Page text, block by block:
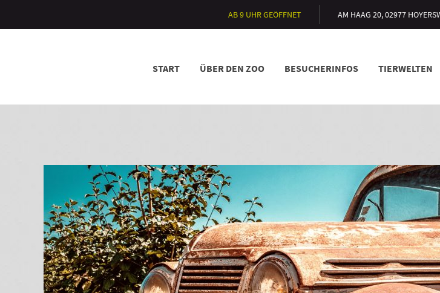
AB 9 UHR GEÖFFNET AM HAAG 20, 02977
START ÜBER DEN ZOO BESUCHERINFOS TIERWELTEN